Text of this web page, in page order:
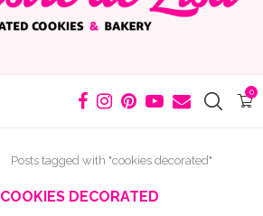
0
Posts tagged with "cookies decorated"
COOKIES DECORATED